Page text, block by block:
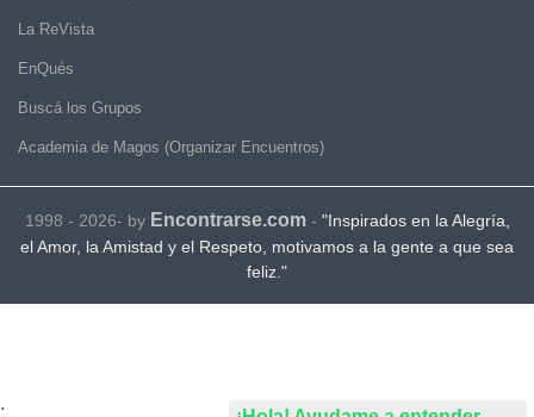
La ReVista
EnQués
Buscá los Grupos
Academia de Magos (Organizar Encuentros)
1998 - 2026- by Encontrarse.com- "Inspirados en la Alegría,
el Amor, la Amistad y el Respeto, motivamos a la gente a que sea
feliz."
.